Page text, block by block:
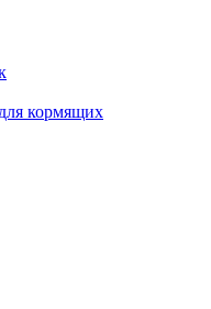
кормящих